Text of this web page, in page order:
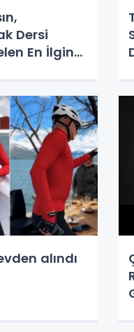
Dersi
En İlginç
alındı